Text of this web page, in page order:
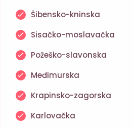
Šibensko-kninska
Sisačko-moslavačka
Požeško-slavonska
Međimurska
Krapinsko-zagorska
Karlovačka